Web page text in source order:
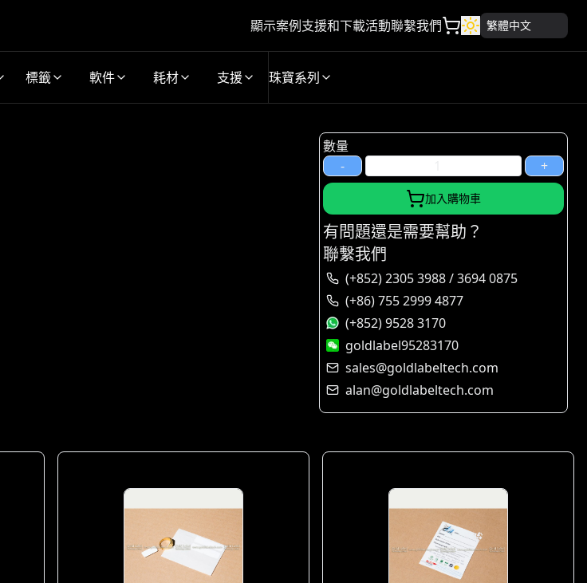
顯示案例支援和下載活動聯繫我們 繁體中文
標籤 軟件 耗材 支援 珠寶系列
數量
-
+
加入購物車
有問題還是需要幫助？
聯繫我們
(+852) 2305 3988 / 3694 0875
(+86) 755 2999 4877
(+852) 9528 3170
goldlabel95283170
sales@goldlabeltech.com
alan@goldlabeltech.com